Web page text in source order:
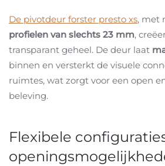
De pivotdeur forster presto xs, met
profielen van slechts 23 mm,
transparant geheel. De deur laat
binnen en versterkt de visuele
ruimtes, wat zorgt voor een open
beleving.
Flexibele